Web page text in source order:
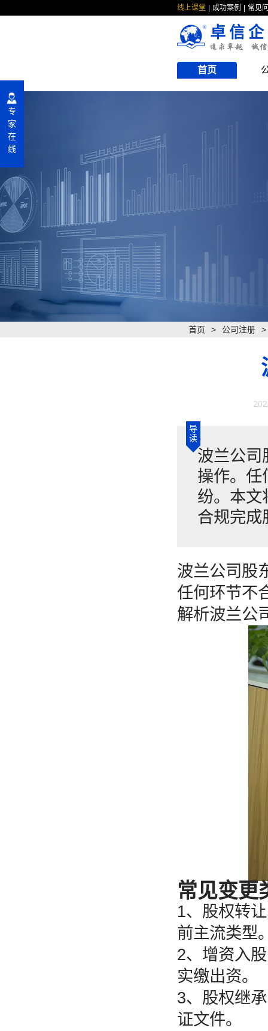
线上课堂 成功案例 常见
卓信
首页
首页 > 公司注册 >
导
读
波兰公司
操作。任
纷。本文
合规完成
波兰公司股
任何环节不
解析波兰公
常见变更
1、股权转
前主流类型
2、增资入
实缴出资。
3、股权继
证文件。
专
家
在
线